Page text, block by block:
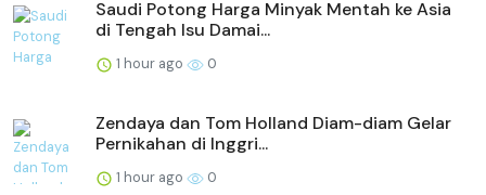
Saudi Potong Harga Minyak Mentah ke Asia
di Tengah Isu Damai...
1 hour ago 0
Zendaya dan Tom Holland Diam-diam Gelar
Pernikahan di Inggri...
1 hour ago 0